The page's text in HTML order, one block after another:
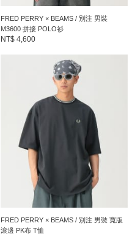
FRED PERRY × BEAMS / 別注 男裝
M3600 拼接 POLO衫
NT$ 4,600
FRED PERRY × BEAMS / 別注 男裝 寬版
滾邊 PK布 T恤